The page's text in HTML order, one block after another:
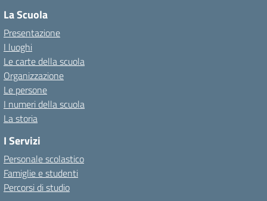
La Scuola
Presentazione
I luoghi
Le carte della scuola
Organizzazione
Le persone
I numeri della scuola
La storia
I Servizi
Personale scolastico
Famiglie e studenti
Percorsi di studio